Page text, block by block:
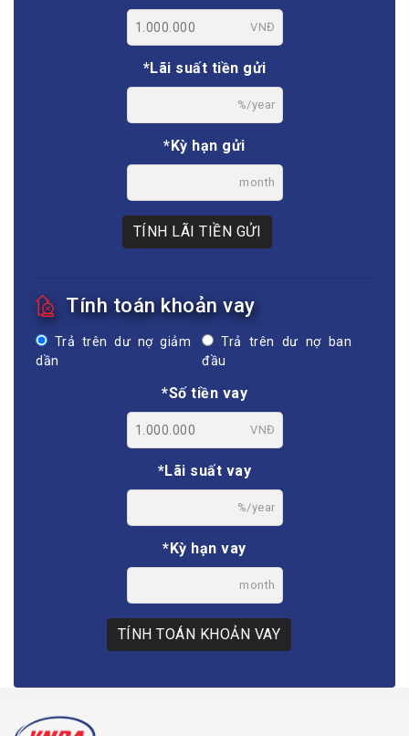
VNĐ
*Lãi suất tiền gửi
%/year
*Kỳ hạn gửi
month
TÍNH LÃI TIỀN GỬI
Tính toán khoản vay
Trả trên dư nợ giảm
dần
Trả trên dư nợ ban
đầu
*Số tiền vay
VNĐ
*Lãi suất vay
%/year
*Kỳ hạn vay
month
TÍNH TOÁN KHOẢN VAY